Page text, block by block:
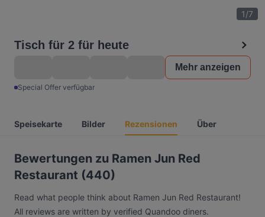
1/7
Tisch für 2 für heute
Mehr anzeigen
Special Offer verfügbar
Speisekarte Bilder Rezensionen Über
Bewertungen zu Ramen Jun Red
Restaurant (440)
Read what people think about Ramen Jun Red Restaurant!
All reviews are written by verified Quandoo diners.